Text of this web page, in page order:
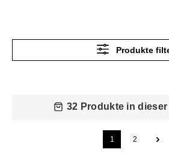
Produkte
32 Produkte in
1 2